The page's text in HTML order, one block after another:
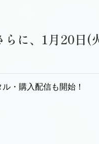
に、1月20日(
・購入配信も開始！